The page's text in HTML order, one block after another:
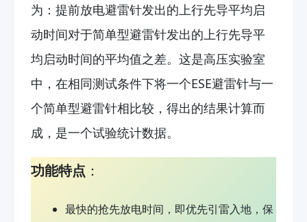
为：提前放电避雷针发出的上行先导平均启
动时间对于简单型避雷针发出的上行先导平
均启动时间的平均值之差。这是高压实验室
中，在相同测试条件下将一个ESE避雷针与一
个简单型避雷针相比较，得出的结果计算而
成，是一个试验统计数据。
功能特点 ：
最快的抢先放电时间，即优先引雷入地，保